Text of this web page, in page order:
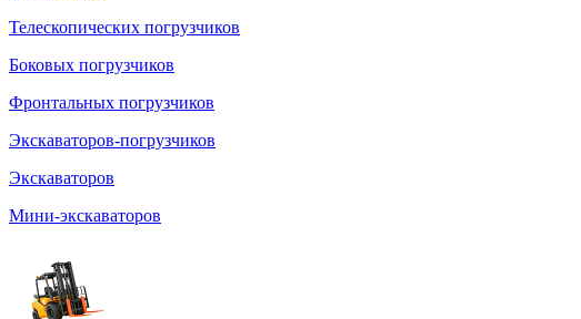
Телескопических погрузчиков
Боковых погрузчиков
Фронтальных погрузчиков
Экскаваторов-погрузчиков
Экскаваторов
Мини-экскаваторов